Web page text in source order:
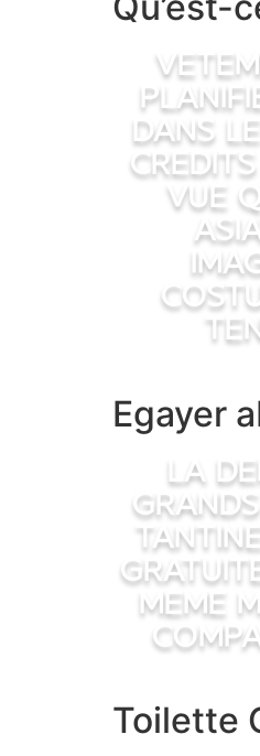
dans
credits
vue
Egayer
La
meme
Toilette